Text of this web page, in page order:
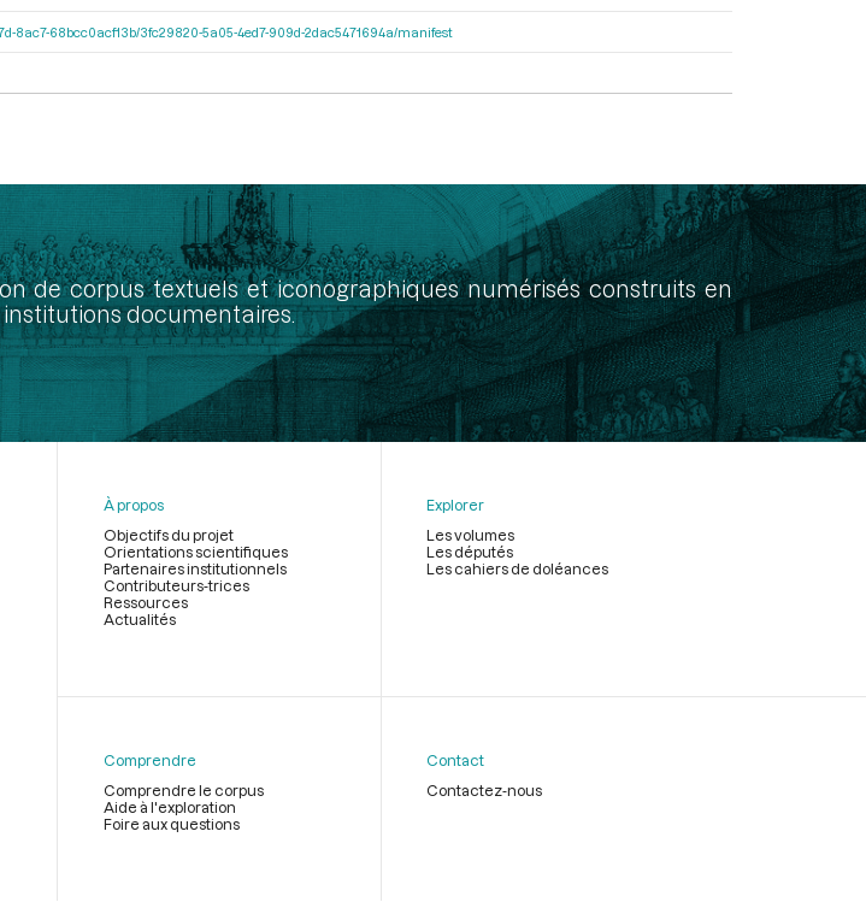
8ac7-68bcc0acf13b/3fc29820-5a05-4ed7-909d-2dac5471694a/manifest
de corpus textuels et iconographiques numérisés construits en
documentaires.
page
À propos
Objectifs du projet
Orientations scientifiques
Partenaires institutionnels
Contributeurs-trices
Ressources
Actualités
Explorer
Les volumes
Les députés
Les cahiers de doléances
Comprendre
Comprendre le corpus
Aide à l'exploration
Foire aux questions
Contact
Contactez-nous